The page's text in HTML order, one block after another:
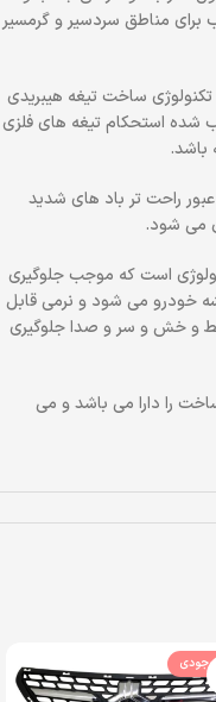
مناطق سردسیر و گرمسیر
تکنولوژی ساخت تیغه هیبریدی
شده استحکام تیغه های فلزی
باشد.
راحت تر باد های شدید
می شود.
است که موجب جلوگیری
خودرو می شود و نرمی قابل
و خش و سر و صدا جلوگیری
را دارا می باشد و می